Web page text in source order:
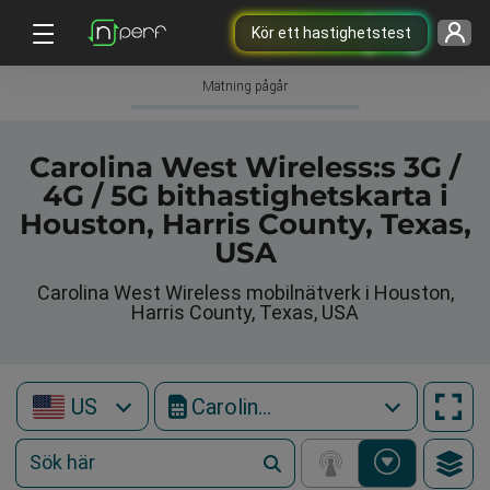
Kör ett hastighetstest
Mätning pågår
Carolina West Wireless:s 3G /
4G / 5G bithastighetskarta i
Houston, Harris County, Texas,
USA
Carolina West Wireless mobilnätverk i Houston,
Harris County, Texas, USA
US Carolina West Wireless